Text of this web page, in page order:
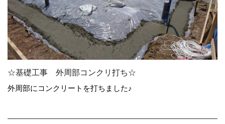
☆基礎工事 外周部コンクリ打ち☆
外周部にコンクリートを打ちました♪